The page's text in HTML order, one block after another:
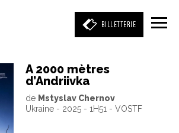
BILLETTERIE
acteur, événement)
A 2000 mètres
d’Andriivka
de Mstyslav Chernov
Ukraine - 2025 - 1H51 - VOSTF